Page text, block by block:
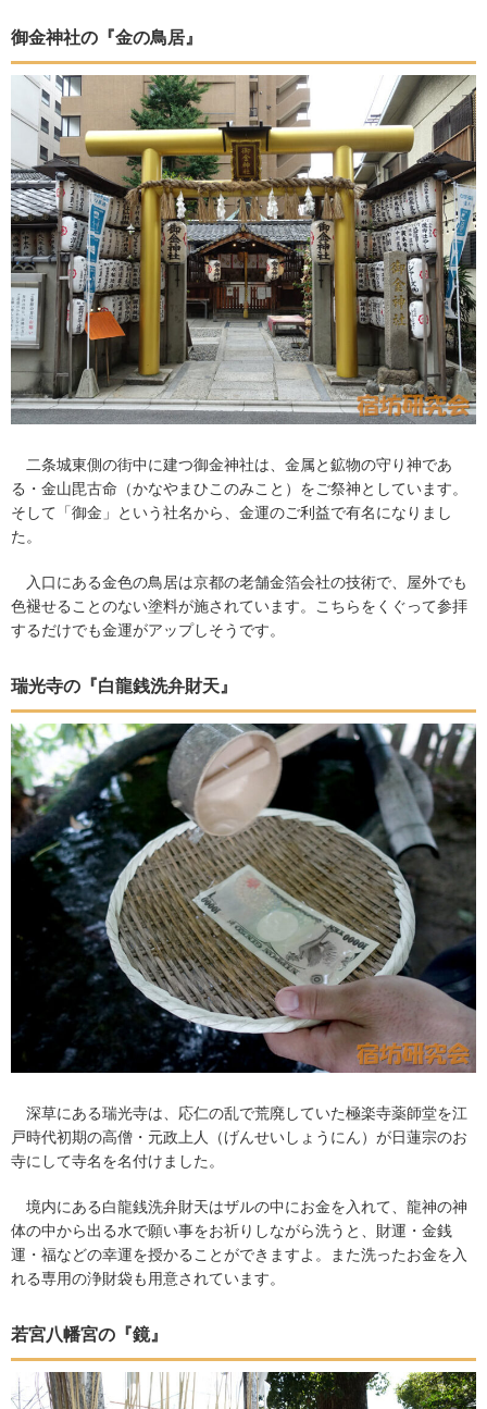
御金神社の『金の鳥居』
二条城東側の街中に建つ御金神社は、金属と鉱物の守り神であ
る・金山毘古命（かなやまひこのみこと）をご祭神としています。
そして「御金」という社名から、金運のご利益で有名になりまし
た。
入口にある金色の鳥居は京都の老舗金箔会社の技術で、屋外でも
色褪せることのない塗料が施されています。こちらをくぐって参拝
するだけでも金運がアップしそうです。
瑞光寺の『白龍銭洗弁財天』
深草にある瑞光寺は、応仁の乱で荒廃していた極楽寺薬師堂を江
戸時代初期の高僧・元政上人（げんせいしょうにん）が日蓮宗のお
寺にして寺名を名付けました。
境内にある白龍銭洗弁財天はザルの中にお金を入れて、龍神の神
体の中から出る水で願い事をお祈りしながら洗うと、財運・金銭
運・福などの幸運を授かることができますよ。また洗ったお金を入
れる専用の浄財袋も用意されています。
若宮八幡宮の『鏡』